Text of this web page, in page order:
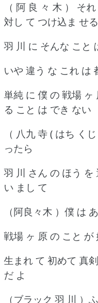
（ 阿 良 々 木 ） そ
対し て つけ込ま せ
羽 川 に そんな こと
いや 違う な これ は
単純 に 僕 の 戦場 ヶ
る こと は でき ない
（ 八九 寺 ( はち く
ったら
羽 川 さん の ほう を
い まし て
（阿良々木 ）僕 は
戦場 ヶ 原 の こと が
生まれ て 初めて 真
だ よ
（ブラック 羽 川 ）